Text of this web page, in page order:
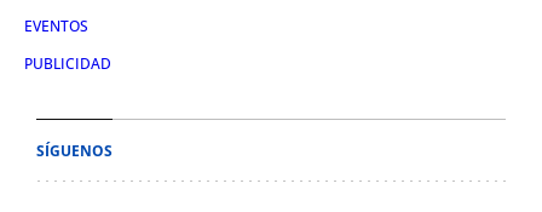
EVENTOS
PUBLICIDAD
SÍGUENOS